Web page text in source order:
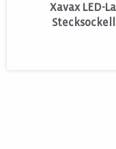
Xavax LED-